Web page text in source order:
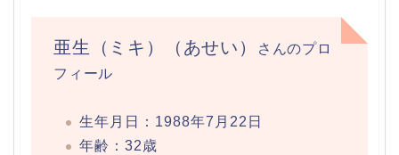
亜生（ミキ）（あせい）
さんのプロ
フィール
生年月日：1988年7月22日
年齢：32歳